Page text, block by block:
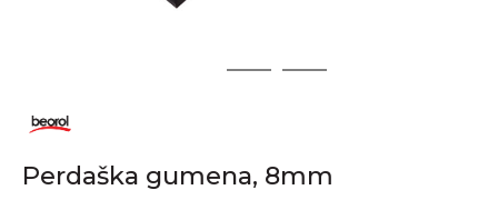
2 3
Perdaška gumena, 8mm